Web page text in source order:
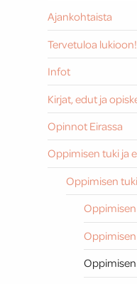
Ajankohtaista
Tervetuloa lukioon!
Infot
Kirjat, edut ja
Opinnot Eirassa
Oppimisen tuki ja
Oppimisen tuki